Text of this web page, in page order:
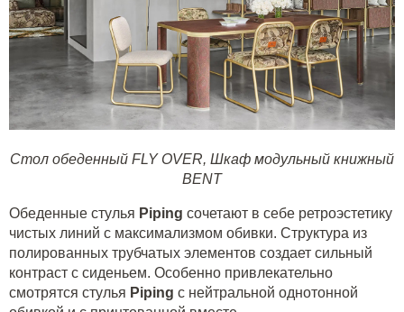
Стол обеденный FLY OVER, Шкаф модульный книжный
BENT
Обеденные стулья Piping сочетают в себе ретроэстетику
чистых линий с максимализмом обивки. Структура из
полированных трубчатых элементов создает сильный
контраст с сиденьем. Особенно привлекательно
смотрятся стулья Piping с нейтральной однотонной